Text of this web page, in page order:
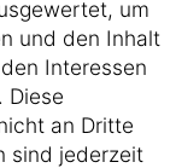
um
und den Inhalt
Interessen
Diese
an Dritte
sind jederzeit